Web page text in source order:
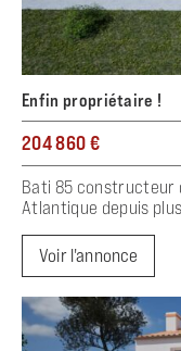
Enfin propriétaire !
204 860 €
Bati 85 constructeur
Atlantique depuis
Voir l'annonce